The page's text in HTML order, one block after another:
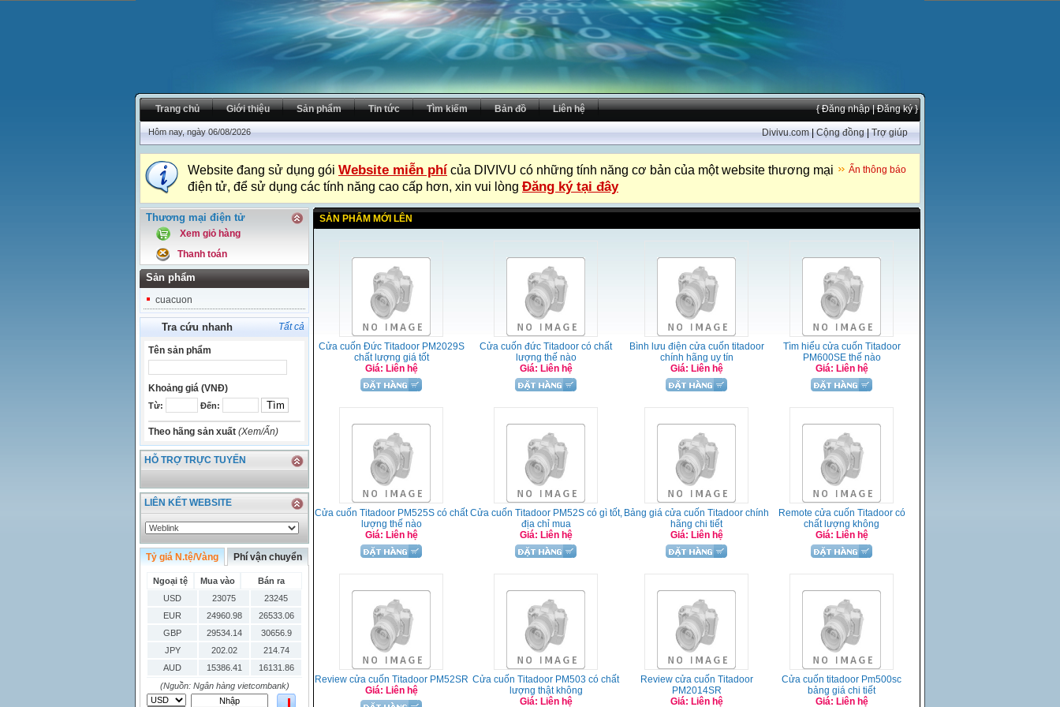
Trang chủ Giới thiệu Sản phẩm Tin tức Tìm kiếm Bản đồ Liên hệ { Đăng nhập| Đăng ký }
Hôm nay, ngày 06/08/2026 Divivu.com|Cộng đồng|Trợ giúp
Ẩn thông báo
Website đang sử dụng gói Website miễn phí của DIVIVU có những tính năng cơ bản của một website thương mại
điện tử, để sử dụng các tính năng cao cấp hơn, xin vui lòng Đăng ký tại đây
Thương mại điện tử
Xem giỏ hàng
Thanh toán
Sản phẩm
cuacuon
Tra cứu nhanh Tất cả
Tên sản phẩm
Khoảng giá (VNĐ)
Từ: Đến:
Theo hãng sản xuất (Xem/Ẩn)
HỖ TRỢ TRỰC TUYẾN
LIÊN KẾT WEBSITE
Tỷ giá N.tệ/Vàng Phí vận chuyển
Ngoại tệ Mua vào
Bán ra
USD
23075
23245
EUR
24960.98
26533.06
GBP
29534.14
30656.9
JPY
202.02
214.74
AUD
15386.41
16131.86
HKD
2906.04
3028.6
SGD
16755.29
17427.08
(Nguồn: Ngân hàng vietcombank)
SẢN PHẨM MỚI LÊN
Cửa cuốn Đức Titadoor PM2029S
chất lượng giá tốt
Giá: Liên hệ
Cửa cuốn đức Titadoor có chất
lượng thế nào
Giá: Liên hệ
Bình lưu điện cửa cuốn titadoor
chính hãng uy tín
Giá: Liên hệ
Tìm hiểu cửa cuốn Titadoor
PM600SE thế nào
Giá: Liên hệ
Cửa cuốn Titadoor PM525S có chất
lượng thế nào
Giá: Liên hệ
Cửa cuốn Titadoor PM52S có gì tốt,
địa chỉ mua
Giá: Liên hệ
Bảng giá cửa cuốn Titadoor chính
hãng chi tiết
Giá: Liên hệ
Remote cửa cuốn Titadoor có
chất lượng không
Giá: Liên hệ
Review cửa cuốn Titadoor PM52SR
Giá: Liên hệ
Cửa cuốn Titadoor PM503 có chất
lượng thật không
Giá: Liên hệ
Review cửa cuốn Titadoor
PM2014SR
Giá: Liên hệ
Cửa cuốn titadoor Pm500sc
bảng giá chi tiết
Giá: Liên hệ